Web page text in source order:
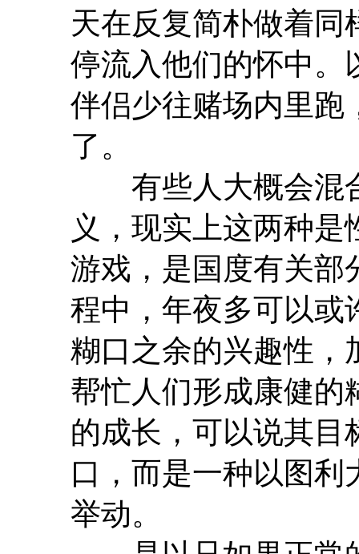
天在反复简朴做着同
停流入他们的怀中。
伴侣少往赌场内里跑
了。
有些人大概会混
义，现实上这两种
游戏，是国度有关部
程中，年夜多可以或
糊口之余的兴趣性，
帮忙人们形成康健的
的成长，可以说其目
口，而是一种以图
举动。